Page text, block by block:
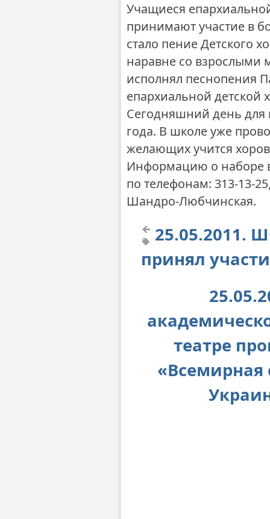
Учащиеся
принимают участие в
стало пение Детского
наравне со
исполнял песнопения
епархиальной детской
Сегодняшний день для
года. В школе уже
желающих учится
Информацию о наборе
по телефонам: 313-13-
Шандро-Любчинская.
25.05.2011.
принял
театре
«Всемирная